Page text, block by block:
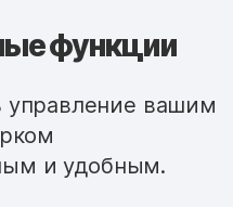
функции
вашим
и удобным.